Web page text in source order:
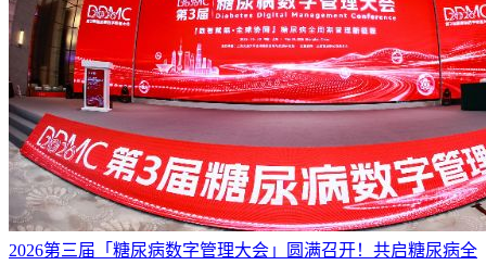
2026第三届「糖尿病数字管理大会」圆满召开！共启糖尿病全